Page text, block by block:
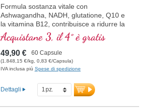
Formula sostanza vitale con
Ashwagandha, NADH, glutatione, Q10 e
la vitamina B12, contribuisce a ridurre la
stanchezza e la fatica.
Acquistane 3, il 4° è gratis
49,90 € 60 Capsule
(1.848,15 €/kg, 0,83 €/Capsula)
IVA inclusa più Spese di spedizione
Dettagli